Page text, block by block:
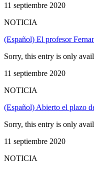
11 septiembre 2020
NOTICIA
(Español) El profesor
Sorry, this entry is only
11 septiembre 2020
NOTICIA
(Español) Abierto el plazo
Sorry, this entry is only
11 septiembre 2020
NOTICIA